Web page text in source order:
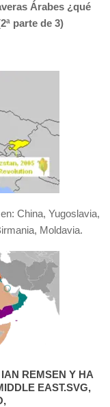
Árabes ¿qué
parte de 3)
China, Yugoslavia,
Moldavia.
REMSEN Y HA
EAST.SVG,